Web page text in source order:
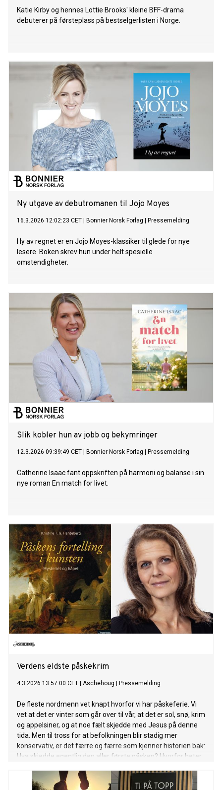
Katie Kirby og hennes Lottie Brooks' kleine BFF-drama
debuterer på førsteplass på bestselgerlisten i Norge.
Ny utgave av debutromanen til Jojo Moyes
16.3.2026 12:02:23 CET Bonnier Norsk Forlag Pressemelding
I ly av regnet er en Jojo Moyes-klassiker til glede for nye
lesere. Boken skrev hun under helt spesielle
omstendigheter.
Slik kobler hun av jobb og bekymringer
12.3.2026 09:39:49 CET Bonnier Norsk Forlag Pressemelding
Catherine Isaac fant oppskriften på harmoni og balanse i sin
nye roman En match for livet.
Verdens eldste påskekrim
4.3.2026 13:57:00 CET Aschehoug Pressemelding
De fleste nordmenn vet knapt hvorfor vi har påskeferie. Vi
vet at det er vinter som går over til vår, at det er sol, snø, krim
og appelsiner, og at noe fælt skjedde med Jesus på denne
tida. Men til tross for at befolkningen blir stadig mer
konservativ, er det færre og færre som kjenner historien bak:
Hva skjedde egentlig den aller første påsken? Hvorfor heter
Simon fra Kyrene? Det er disse spørsmålene kunsthistoriker
og forfatter Kristine T.G. Hardeberg besvarer i sin nye bok